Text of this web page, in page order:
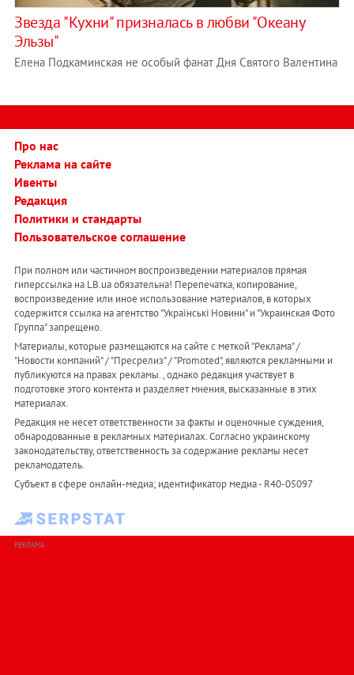
Звезда "Кухни" призналась в любви "Океану
Эльзы"
Елена Подкаминская не особый фанат Дня Святого Валентина
Про нас
Реклама на сайте
Ивенты
Редакция
Политики и стандарты
Пользовательское соглашение
При полном или частичном воспроизведении материалов прямая
гиперссылка на LB.ua обязательна! Перепечатка, копирование,
воспроизведение или иное использование материалов, в которых
содержится ссылка на агентство "Українськi Новини" и "Украинская Фото
Группа" запрещено.
Материалы, которые размещаются на сайте с меткой "Реклама" /
"Новости компаний" / "Пресрелиз" / "Promoted", являются рекламными и
публикуются на правах рекламы. , однако редакция участвует в
подготовке этого контента и разделяет мнения, высказанные в этих
материалах.
Редакция не несет ответственности за факты и оценочные суждения,
обнародованные в рекламных материалах. Согласно украинскому
законодательству, ответственность за содержание рекламы несет
рекламодатель.
Субъект в сфере онлайн-медиа; идентификатор медиа - R40-05097
РЕКЛАМА